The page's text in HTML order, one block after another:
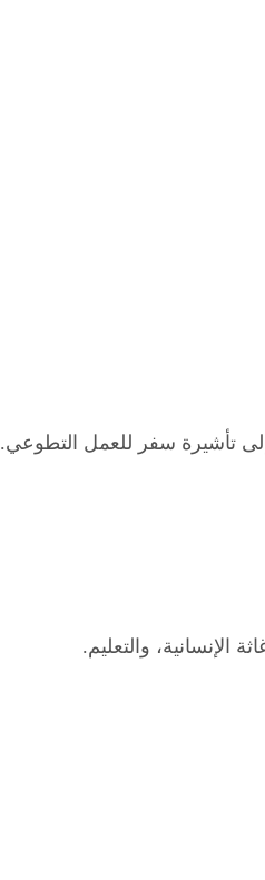
تأشيرة سفر للعمل التطوعي.
الإنسانية، والتعليم.